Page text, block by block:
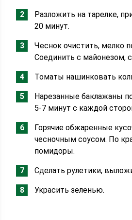
Разложить на тарелке,
20 минут.
Чеснок очистить, мелко
Соединить с майонезом,
Томаты нашинковать
Нарезанные баклажаны
5-7 минут с каждой
Горячие обжаренные
чесночным соусом. По
помидоры.
Сделать рулетики,
Украсить зеленью.